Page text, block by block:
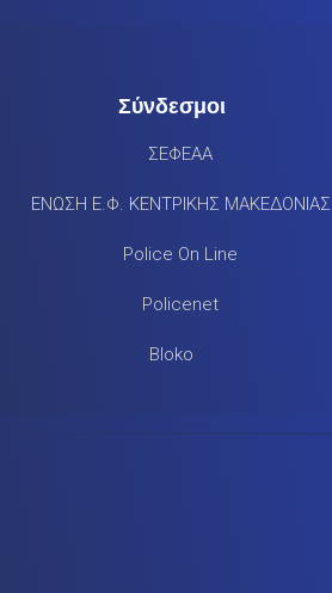
Σύνδεσμοι
ΣΕΦΕΑΑ
ΕΝΩΣΗ Ε.Φ. ΚΕΝΤΡΙΚΗΣ ΜΑΚΕΔΟΝΙΑΣ
Police On Line
Policenet
Bloko